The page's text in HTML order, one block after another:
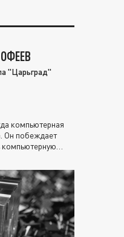
"Царьград"
компьютерная
Он побеждает
компьютерную